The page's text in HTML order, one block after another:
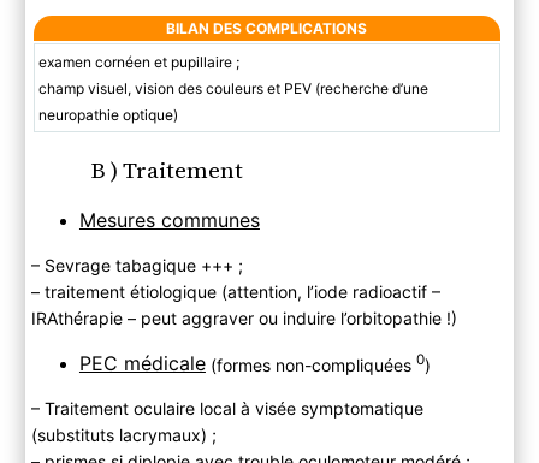
BILAN DES COMPLICATIONS
examen cornéen et pupillaire ;
champ visuel, vision des couleurs et PEV (recherche d’une
neuropathie optique)
B ) Traitement
Mesures communes
– Sevrage tabagique +++ ;
– traitement étiologique (attention, l’iode radioactif –
IRAthérapie – peut aggraver ou induire l’orbitopathie !)
PEC médicale(formes non-compliquées 0)
– Traitement oculaire local à visée symptomatique
(substituts lacrymaux) ;